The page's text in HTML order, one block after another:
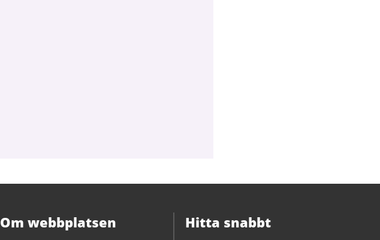
Om webbplatsen Hitta snabbt